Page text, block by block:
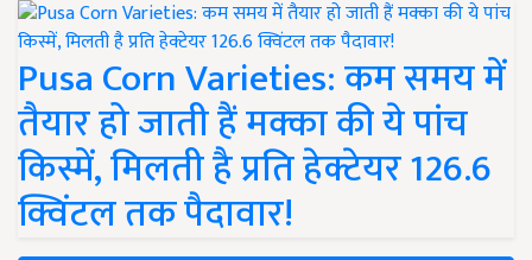
Pusa Corn Varieties: कम समय में
तैयार हो जाती हैं मक्का की ये पांच
किस्में, मिलती है प्रति हेक्टेयर 126.6
क्विंटल तक पैदावार!